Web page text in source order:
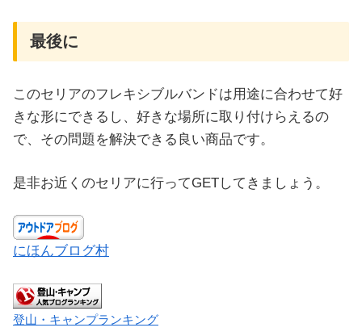
最後に
このセリアのフレキシブルバンドは用途に合わせて好
きな形にできるし、好きな場所に取り付けらえるの
で、その問題を解決できる良い商品です。
是非お近くのセリアに行ってGETしてきましょう。
にほんブログ村
登山・キャンプランキング